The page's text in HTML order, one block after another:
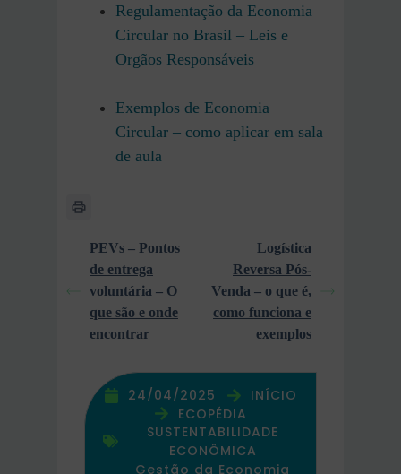
Regulamentação da Economia
Circular no Brasil – Leis e
Orgãos Responsáveis
Exemplos de Economia
Circular – como aplicar em sala
de aula
PEVs – Pontos
de entrega
voluntária – O
que são e onde
encontrar
Logística
Reversa Pós-
Venda – o que é,
como funciona e
exemplos
24/04/2025
INÍCIO
ECOPÉDIA
SUSTENTABILIDADE
ECONÔMICA
Gestão da Economia